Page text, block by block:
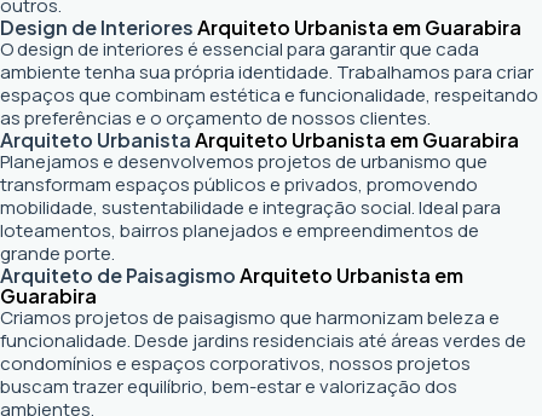
Design de InterioresArquiteto Urbanista em Guarabira
O design de interiores é essencial para garantir que cada
ambiente tenha sua própria identidade. Trabalhamos para criar
espaços que combinam estética e funcionalidade, respeitando
as preferências e o orçamento de nossos clientes.
Arquiteto UrbanistaArquiteto Urbanista em Guarabira
Planejamos e desenvolvemos projetos de urbanismo que
transformam espaços públicos e privados, promovendo
mobilidade, sustentabilidade e integração social. Ideal para
loteamentos, bairros planejados e empreendimentos de
grande porte.
Arquiteto de PaisagismoArquiteto Urbanista em
Guarabira
Criamos projetos de paisagismo que harmonizam beleza e
funcionalidade. Desde jardins residenciais até áreas verdes de
condomínios e espaços corporativos, nossos projetos
buscam trazer equilíbrio, bem-estar e valorização dos
ambientes.